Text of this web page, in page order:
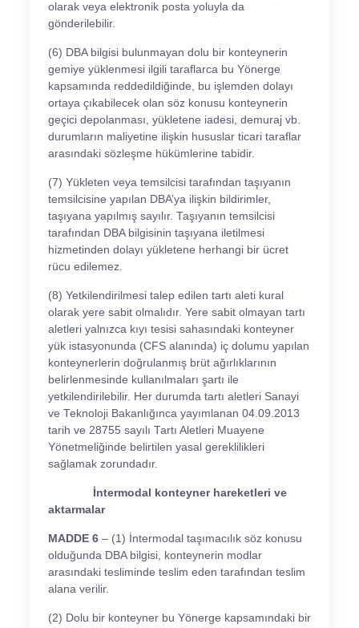
olarak veya elektronik posta yoluyla da
gönderilebilir.
(6) DBA bilgisi bulunmayan dolu bir konteynerin
gemiye yüklenmesi ilgili taraflarca bu Yönerge
kapsamında reddedildiğinde, bu işlemden dolayı
ortaya çıkabilecek olan söz konusu konteynerin
geçici depolanması, yükletene iadesi, demuraj vb.
durumların maliyetine ilişkin hususlar ticari taraflar
arasındaki sözleşme hükümlerine tabidir.
(7) Yükleten veya temsilcisi tarafından taşıyanın
temsilcisine yapılan DBA’ya ilişkin bildirimler,
taşıyana yapılmış sayılır. Taşıyanın temsilcisi
tarafından DBA bilgisinin taşıyana iletilmesi
hizmetinden dolayı yükletene herhangi bir ücret
rücu edilemez.
(8) Yetkilendirilmesi talep edilen tartı aleti kural
olarak yere sabit olmalıdır. Yere sabit olmayan tartı
aletleri yalnızca kıyı tesisi sahasındaki konteyner
yük istasyonunda (CFS alanında) iç dolumu yapılan
konteynerlerin doğrulanmış brüt ağırlıklarının
belirlenmesinde kullanılmaları şartı ile
yetkilendirilebilir. Her durumda tartı aletleri Sanayi
ve Teknoloji Bakanlığınca yayımlanan 04.09.2013
tarih ve 28755 sayılı Tartı Aletleri Muayene
Yönetmeliğinde belirtilen yasal gereklilikleri
sağlamak zorundadır.
İntermodal konteyner hareketleri ve
aktarmalar
MADDE 6 – (1) İntermodal taşımacılık söz konusu
olduğunda DBA bilgisi, konteynerin modlar
arasındaki tesliminde teslim eden tarafından teslim
alana verilir.
(2) Dolu bir konteyner bu Yönerge kapsamındaki bir